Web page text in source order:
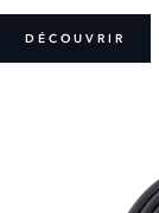
DÉCOUVRIR